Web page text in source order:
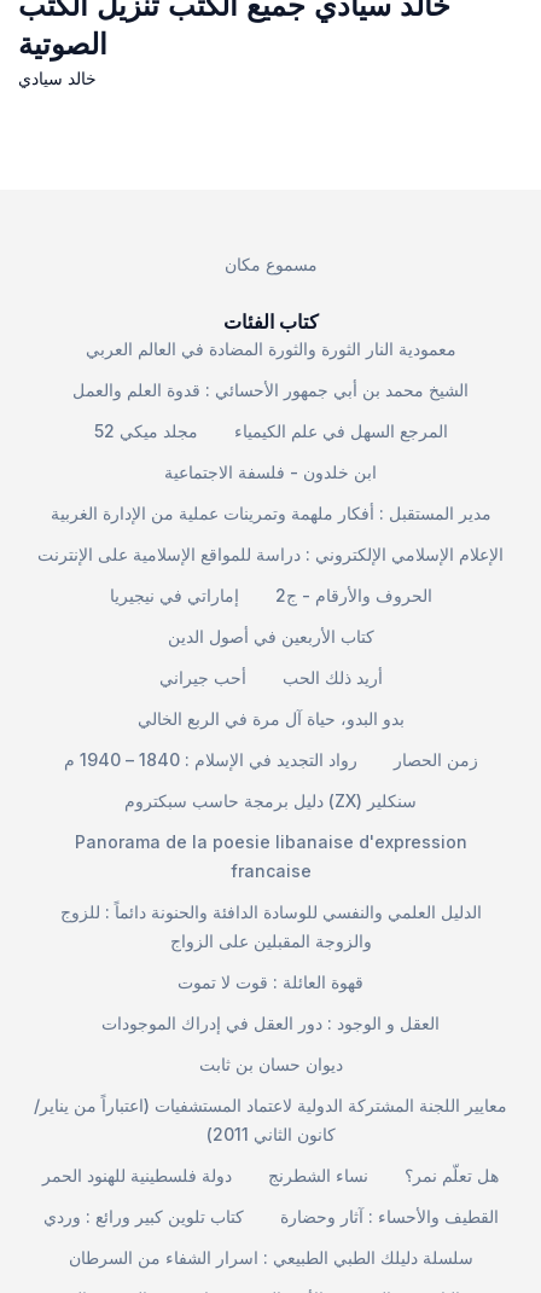
الصوتية
خالد سيادي
مسموع مكان
كتاب الفئات
معمودية النار الثورة والثورة المضادة في العالم العربي
الشيخ محمد بن أبي جمهور الأحسائي : قدوة العلم والعمل
مجلد ميكي 52
المرجع السهل في علم الكيمياء
ابن خلدون - فلسفة الاجتماعية
مدير المستقبل : أفكار ملهمة وتمرينات عملية من الإدارة الغربية
الإعلام الإسلامي الإلكتروني : دراسة للمواقع الإسلامية على الإنترنت
إماراتي في نيجيريا
الحروف والأرقام - ج2
كتاب الأربعين في أصول الدين
أحب جيراني
أريد ذلك الحب
بدو البدو، حياة آل مرة في الربع الخالي
رواد التجديد في الإسلام : 1840 – 1940 م
زمن الحصار
دليل برمجة حاسب سبكتروم (ZX) سنكلير
Panorama de la poesie libanaise d'expression
francaise
الدليل العلمي والنفسي للوسادة الدافئة والحنونة دائماً : للزوج
والزوجة المقبلين على الزواج
قهوة العائلة : قوت لا تموت
العقل و الوجود : دور العقل في إدراك الموجودات
ديوان حسان بن ثابت
معايير اللجنة المشتركة الدولية لاعتماد المستشفيات (اعتباراً من يناير/
كانون الثاني 2011)
دولة فلسطينية للهنود الحمر
نساء الشطرنج
هل تعلّم نمر؟
كتاب تلوين كبير ورائع : وردي
القطيف والأحساء : آثار وحضارة
سلسلة دليلك الطبي الطبيعي : اسرار الشفاء من السرطان